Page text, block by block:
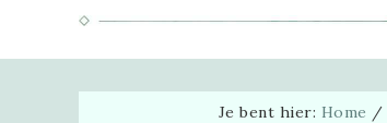
Je bent hier: Home /